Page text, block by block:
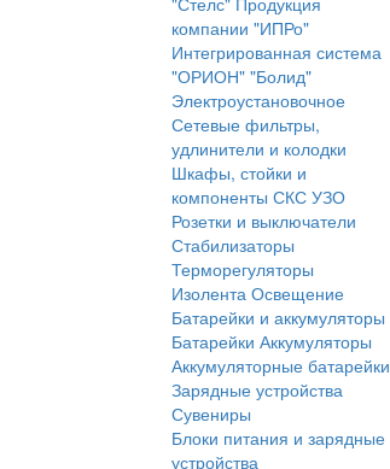
компании "ИПРо"
Интегрированная система
"ОРИОН" "Болид"
Электроустановочное
Сетевые фильтры,
удлинители и колодки
Шкафы, стойки и
компоненты СКС УЗО
Розетки и выключатели
Стабилизаторы
Терморегуляторы
Изолента Освещение
Батарейки и аккумуляторы
Батарейки Аккумуляторы
Аккумуляторные батарейки
Зарядные устройства
Сувениры
Блоки питания и зарядные
устройства